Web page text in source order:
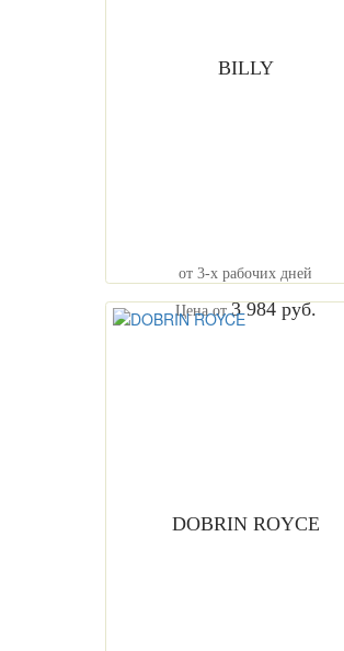
BILLY
от 3-х рабочих дней
Цена от3 984 руб.
DOBRIN ROYCE